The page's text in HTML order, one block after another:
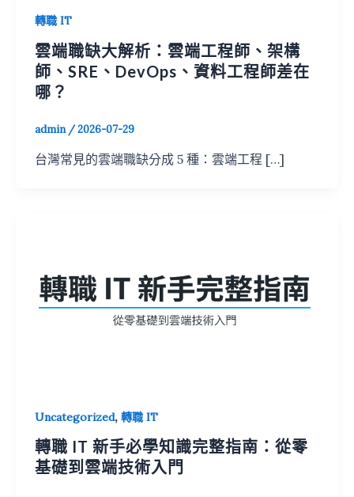
轉職 IT
雲端職缺大解析：雲端工程師、架構
師、SRE、DevOps、資料工程師差在
哪？
admin /2026-07-29
台灣常見的雲端職缺分成 5 種：雲端工程 […]
Uncategorized, 轉職 IT
轉職 IT 新手必學知識完整指南：從零
基礎到雲端技術入門